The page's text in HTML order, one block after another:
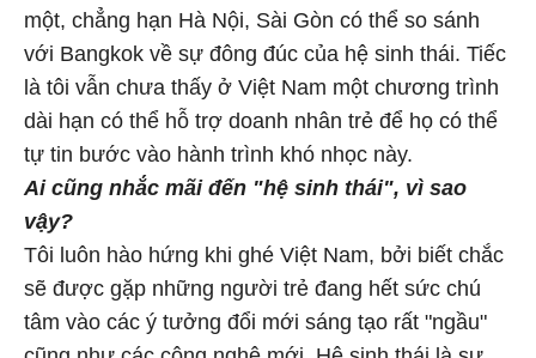
một, chẳng hạn Hà Nội, Sài Gòn có thể so sánh
với Bangkok về sự đông đúc của hệ sinh thái. Tiếc
là tôi vẫn chưa thấy ở Việt Nam một chương trình
dài hạn có thể hỗ trợ doanh nhân trẻ để họ có thể
tự tin bước vào hành trình khó nhọc này.
Ai cũng nhắc mãi đến "hệ sinh thái", vì sao
vậy?
Tôi luôn hào hứng khi ghé Việt Nam, bởi biết chắc
sẽ được gặp những người trẻ đang hết sức chú
tâm vào các ý tưởng đổi mới sáng tạo rất "ngầu"